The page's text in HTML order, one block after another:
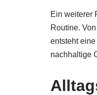
Ein weiterer
Routine.
entsteht
nachhaltige